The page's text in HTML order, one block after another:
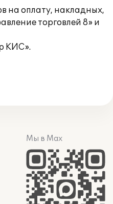
на оплату, накладных,
торговлей 8» и
КИС».
Мы в Max